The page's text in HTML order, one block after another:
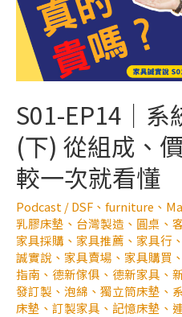
S01-EP14｜系
(下) 從組成、
較一次就看懂
Podcast /DSF 、 furniture 、
乳膠床墊 、 台灣製造 、 圓桌 、
家具採購 、 家具推薦 、 家具行 、
誠實說 、 家具賣場 、 家具購買 、
指南 、 德新傢俱 、 德新家具 、
發訂製 、 泡綿 、 獨立筒床墊 、
床墊 、 訂製家具 、 記憶床墊 、